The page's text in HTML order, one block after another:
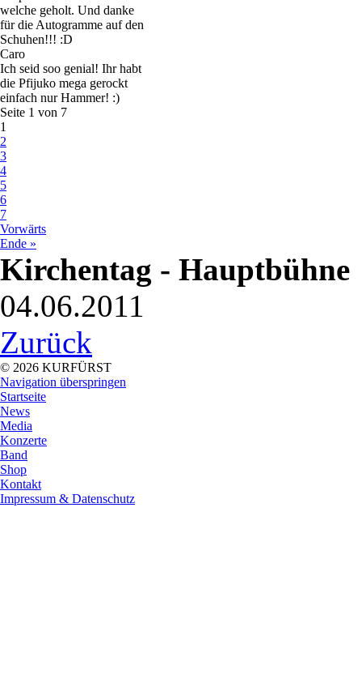
welche geholt. Und danke
für die Autogramme auf den
Schuhen!!! :D
Caro
Ich seid soo genial! Ihr habt
die Pfijuko mega gerockt
einfach nur Hammer! :)
Seite 1 von 7
1
2
3
4
5
6
7
Vorwärts
Ende »
Kirchentag - Hauptbühne
04.06.2011
Zurück
© 2026 KURFÜRST
Navigation überspringen
Startseite
News
Media
Konzerte
Band
Shop
Kontakt
Impressum & Datenschutz